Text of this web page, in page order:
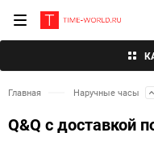
Главная Наручные часы
Q&Q с доставкой